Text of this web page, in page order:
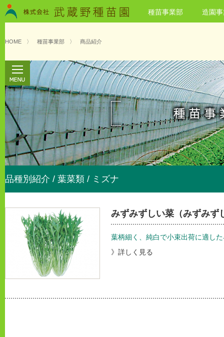
種苗事業部 造園
HOME 〉 種苗事業部 〉 商品紹介
品種別紹介 / 葉菜類 / ミズナ
みずみずしい菜（みずみず
葉柄細く、純白で小束出荷に適し
》詳しく見る